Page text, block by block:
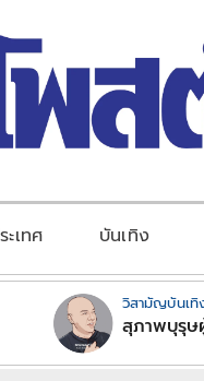
เทศ บันเทิง
วิสามัญบันเทิ
สุภาพบุรุษ